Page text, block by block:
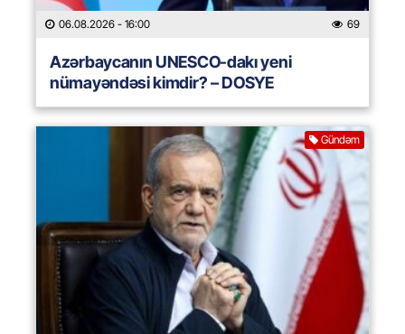
06.08.2026 - 16:00 69
Azərbaycanın UNESCO-dakı yeni
nümayəndəsi kimdir? – DOSYE
Gündəm